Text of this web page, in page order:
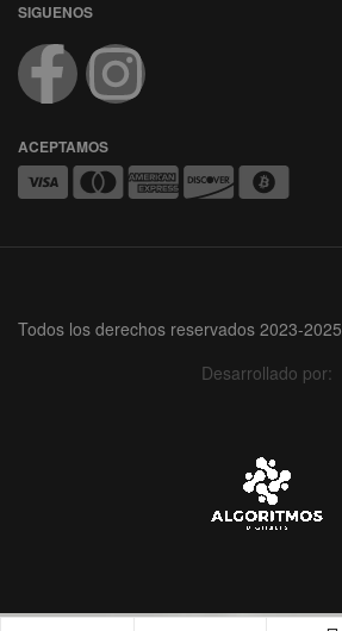
SIGUENOS
ACEPTAMOS
Todos los derechos reservados 2023-2025
Desarrollado por: